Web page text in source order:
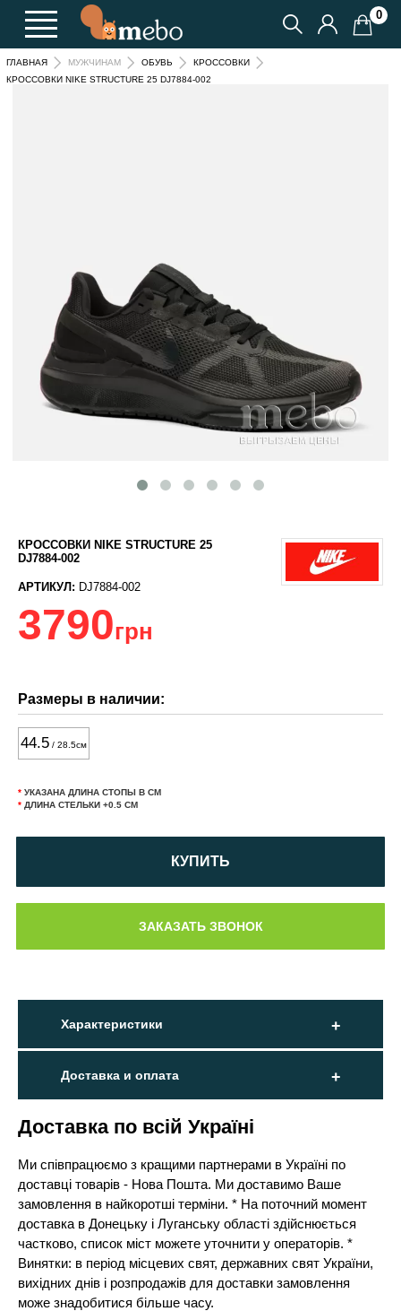
0
ГЛАВНАЯ МУЖЧИНАМ ОБУВЬ
КРОССОВКИ
КРОССОВКИ NIKE STRUCTURE 25 DJ7884-002
КРОССОВКИ NIKE STRUCTURE 25
DJ7884-002
АРТИКУЛ: DJ7884-002
3790грн
Размеры в наличии:
44.5 / 28.5см
* УКАЗАНА ДЛИНА СТОПЫ В СМ
* ДЛИНА СТЕЛЬКИ +0.5 СМ
КУПИТЬ
Характеристики
Доставка и оплата
Доставка по всій Україні
Ми співпрацюємо з кращими партнерами в Україні по
доставці товарів - Нова Пошта. Ми доставимо Ваше
замовлення в найкоротші терміни. * На поточний момент
доставка в Донецьку і Луганську області здійснюється
частково, список міст можете уточнити у операторів. *
Винятки: в період місцевих свят, державних свят України,
вихідних днів і розпродажів для доставки замовлення
може знадобитися більше часу.